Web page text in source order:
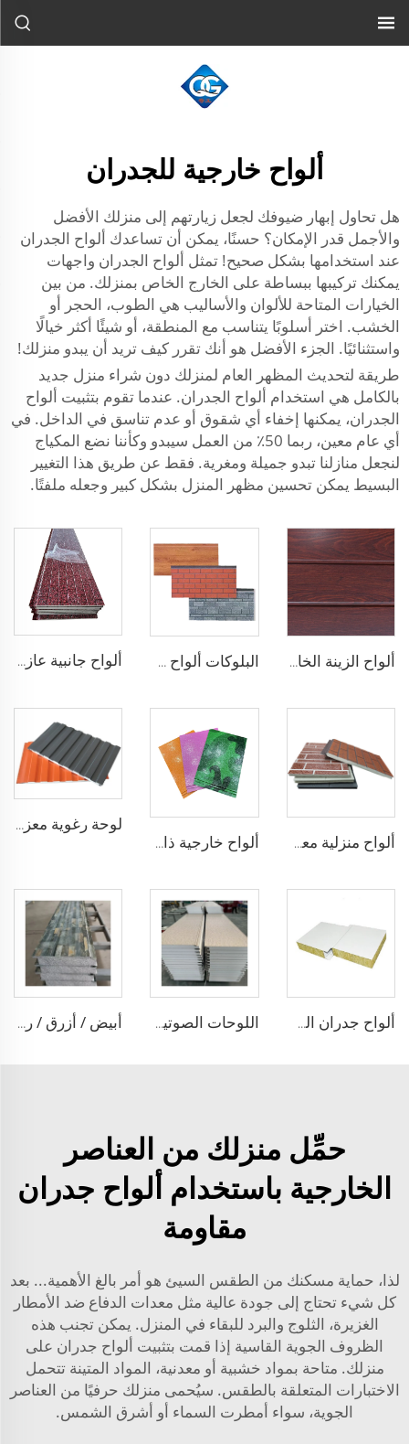
ألواح خارجية للجدران
هل تحاول إبهار ضيوفك لجعل زيارتهم إلى منزلك الأفضل
والأجمل قدر الإمكان؟ حسنًا، يمكن أن تساعدك ألواح الجدران
عند استخدامها بشكل صحيح! تمثل ألواح الجدران واجهات
يمكنك تركيبها ببساطة على الخارج الخاص بمنزلك. من بين
الخيارات المتاحة للألوان والأساليب هي الطوب، الحجر أو
الخشب. اختر أسلوبًا يتناسب مع المنطقة، أو شيئًا أكثر خيالًا
واستثنائيًا. الجزء الأفضل هو أنك تقرر كيف تريد أن يبدو منزلك!
طريقة لتحديث المظهر العام لمنزلك دون شراء منزل جديد
بالكامل هي استخدام ألواح الجدران. عندما تقوم بتثبيت ألواح
الجدران، يمكنها إخفاء أي شقوق أو عدم تناسق في الداخل. في
أي عام معين، ربما 50٪ من العمل سيبدو وكأننا نضع المكياج
لنجعل منازلنا تبدو جميلة ومغرية. فقط عن طريق هذا التغيير
البسيط يمكن تحسين مظهر المنزل بشكل كبير وجعله ملفتًا.
ألواح الزينة الخارجية المركبة من رغوة البولي يوريثين ألواح معدنية مركبة للجدران الخارجية لإعادة تجديد المنزل البلوكات ألواح جانبية خارجية معدنية ألواح جدران خارجية مسبقة الصنع من البولي يوريثين ألواح جانبية عازلة من البولي يوريثين ألواح جدار خارجي مقاومة للنار ألواح رغوة بولي يوريثين مركبة عازلة ألواح مركبة معدنية
ألواح منزلية معدنية منحوتة مسبقة التجهيز ألواح جانبية للجدران المعدنية مع عزل صوتي لوح رغوي بولي يوريثين مركب ألواح خارجية ذات كثافة عالية من البولي يوريثين المعدني المنحوت رقائق Sandwich
لوحة رغوية معزولة حراريًا بأفضل سعر سقف الألمنيوم PU البولي يوريثين المركب للجدران
ألواح جدران الصوف الصخري للغرف النظيفة ألواح الرغوة المركبة لوحة التنقية اللوحات الصوتية العازلة الألواح الحرارية المركبة الرغوة الرغوية المستخدمة في الجدران الإسمنتية والهياكل الفولاذية أبيض / أزرق / رمادي أبيض مع طلاء الزنك للعزل الخارجي والداخلي ألواح جانبية للجدار المزخرف بالرغوة EPS / PU
حمِّل منزلك من العناصر
الخارجية باستخدام ألواح جدران
مقاومة
لذا، حماية مسكنك من الطقس السيئ هو أمر بالغ الأهمية... بعد
كل شيء تحتاج إلى جودة عالية مثل معدات الدفاع ضد الأمطار
الغزيرة، الثلوج والبرد للبقاء في المنزل. يمكن تجنب هذه
الظروف الجوية القاسية إذا قمت بتثبيت ألواح جدران على
منزلك. متاحة بمواد خشبية أو معدنية، المواد المتينة تتحمل
الاختبارات المتعلقة بالطقس. سيُحمى منزلك حرفيًا من العناصر
الجوية، سواء أمطرت السماء أو أشرق الشمس.